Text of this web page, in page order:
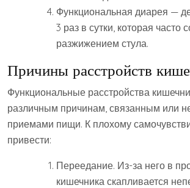
Функциональная диарея —
3 раз в сутки, которая часто
разжижением стула.
Причины расстройств
Функциональные расстройства
различным причинам, связанным или
приемами пищи. К плохому
привести:
Переедание. Из-за него в
кишечника скапливается